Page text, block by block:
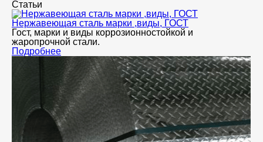
Статьи
Нержавеющая сталь марки ,виды, ГОСТ
Гост, марки и виды коррозионностойкой и
жаропрочной стали.
Подробнее